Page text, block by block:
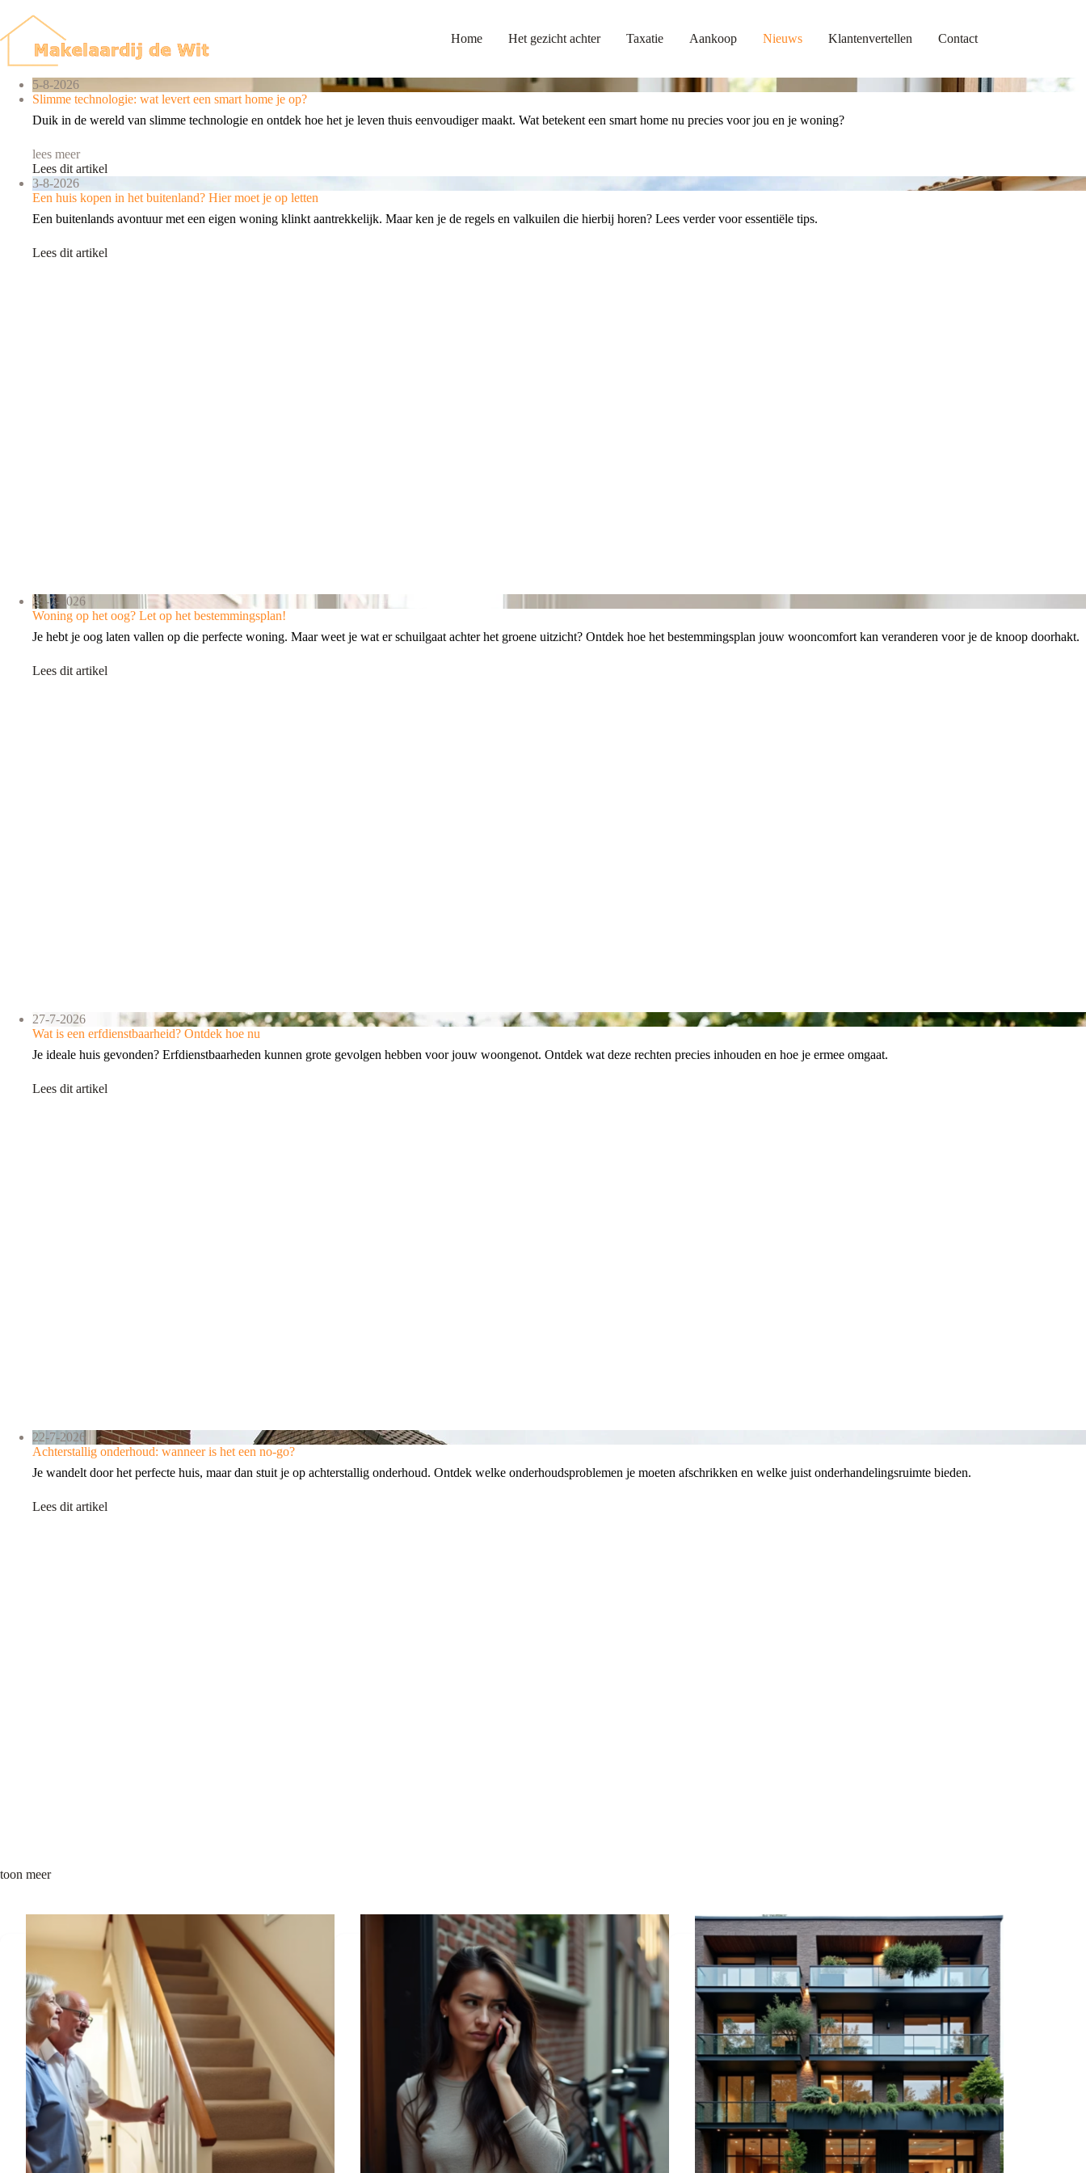
de
Home Het gezicht achter Taxatie Aankoop Nieuws Klantenvertellen Contact
5-8-2026
Slimme technologie: wat levert een smart home je op?
Duik in de wereld van slimme technologie en ontdek hoe het je leven thuis eenvoudiger maakt. Wat betekent een smart home nu precies voor jou en je woning?
lees meer
Lees dit artikel
3-8-2026
Een huis kopen in het buitenland? Hier moet je op letten
Een buitenlands avontuur met een eigen woning klinkt aantrekkelijk. Maar ken je de regels en valkuilen die hierbij horen? Lees verder voor essentiële tips.
Lees dit artikel
29-7-2026
Woning op het oog? Let op het bestemmingsplan!
Je hebt je oog laten vallen op die perfecte woning. Maar weet je wat er schuilgaat achter het groene uitzicht? Ontdek hoe het bestemmingsplan jouw wooncomfort kan veranderen voor je de knoop doorhakt.
Lees dit artikel
27-7-2026
Wat is een erfdienstbaarheid? Ontdek hoe nu
Je ideale huis gevonden? Erfdienstbaarheden kunnen grote gevolgen hebben voor jouw woongenot. Ontdek wat deze rechten precies inhouden en hoe je ermee omgaat.
Lees dit artikel
22-7-2026
Achterstallig onderhoud: wanneer is het een no-go?
Je wandelt door het perfecte huis, maar dan stuit je op achterstallig onderhoud. Ontdek welke onderhoudsproblemen je moeten afschrikken en welke juist onderhandelingsruimte bieden.
Lees dit artikel
toon meer